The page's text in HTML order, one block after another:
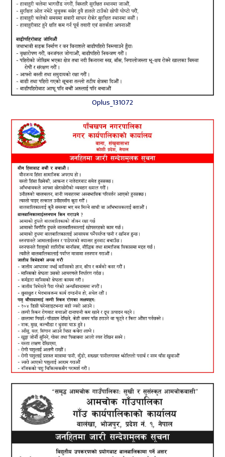
Oplus_131072